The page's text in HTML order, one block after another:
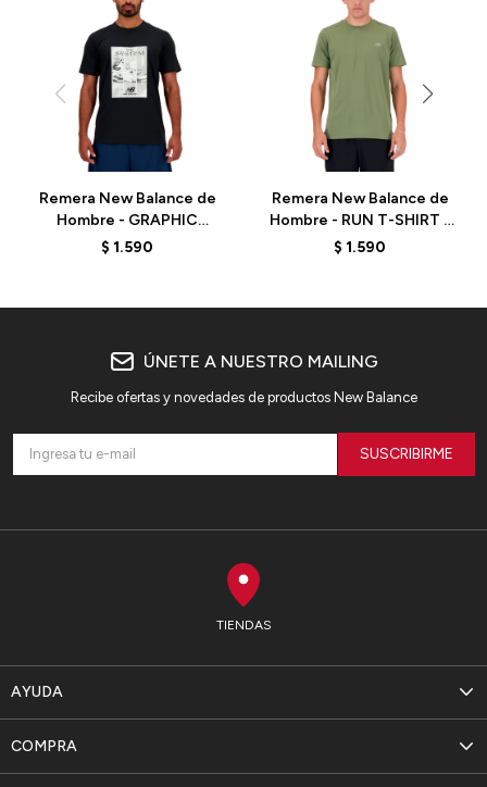
Remera New Balance de
Hombre - GRAPHIC
ARCHIVE - MT41595BK -
$ 1.590
Remera New Balance de
Hombre - RUN T-SHIRT -
MT41222DEK - GREEN
$ 1.590
TIENDAS
AYUDA
COMPRA
ÚNETE A NUESTRO MAILING
Recibe ofertas y novedades de productos New Balance
SUSCRIBIRME